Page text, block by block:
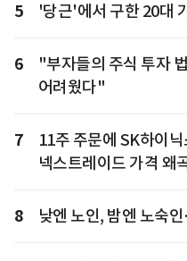
5 '당근'에서 구한 20대
6
"부자들의 주식 투자
어려웠다"
7
11주 주문에 SK하이
넥스트레이드 가격 왜
8 낮엔 노인, 밤엔 노숙